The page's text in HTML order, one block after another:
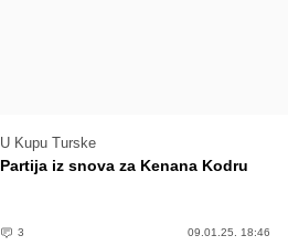
U Kupu Turske
Partija iz snova za Kenana Kodru
3 09.01.25. 18:46